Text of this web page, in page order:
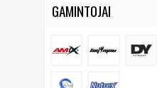
GAMINTOJAI